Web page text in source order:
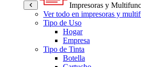
Impresoras y
Ver todo en impresoras y
Tipo de Uso
Hogar
Empresa
Tipo de Tinta
Botella